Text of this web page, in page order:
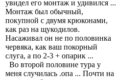
увидел его монтаж и удивился ...
Монтаж был обычный,
покупной с двумя крюконами,
как раз на щукодилов.
Насаживал он не по половинка
червяка, как ваш покорный
слуга, а по 2-3 + опарик ...
Во второй половине тура у
меня случилась .опа ... Почти на